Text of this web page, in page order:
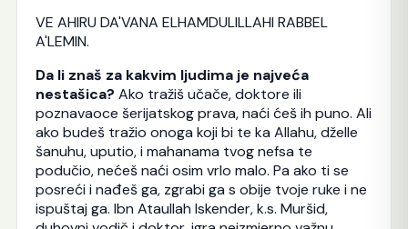
VE AHIRU DA'VANA ELHAMDULILLAHI RABBEL
A'LEMIN.
Da li znaš za kakvim ljudima je najveća
nestašica? Ako tražiš učače, doktore ili
poznavaoce šerijatskog prava, naći ćeš ih puno. Ali
ako budeš tražio onoga koji bi te ka Allahu, dželle
šanuhu, uputio, i mahanama tvog nefsa te
podučio, nećeš naći osim vrlo malo. Pa ako ti se
posreći i nađeš ga, zgrabi ga s obije tvoje ruke i ne
ispuštaj ga. Ibn Ataullah Iskender, k.s. Muršid,